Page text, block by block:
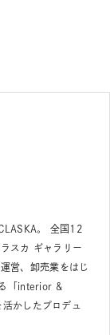
。 全国12
スカ ギャラリー
営、卸売業をはじ
「interior &
かしたプロデュ